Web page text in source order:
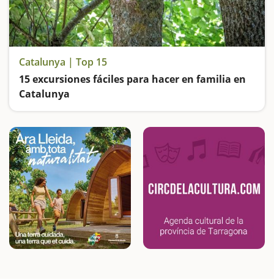
Catalunya | Top 15
15 excursiones fáciles para hacer en familia en
Catalunya